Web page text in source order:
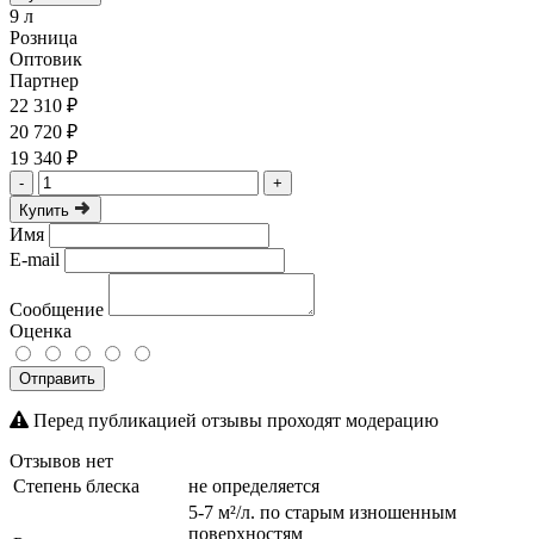
9 л
Розница
Оптовик
Партнер
22 310 ₽
20 720 ₽
19 340 ₽
-
+
Купить
Имя
E-mail
Сообщение
Оценка
Отправить
Перед публикацией отзывы проходят модерацию
Отзывов нет
Степень блеска
не определяется
5-7 м²/л. по старым изношенным
поверхностям